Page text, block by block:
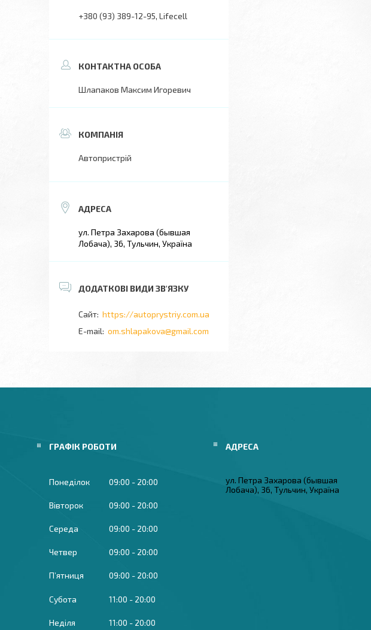
+380 (93) 389-12-95 Lifecell
Шлапаков Максим Игоревич
Автопристрій
ул. Петра Захарова (бывшая
Лобача), 36, Тульчин, Україна
https://autoprystriy.com.ua
om.shlapakova@gmail.com
ГРАФІК РОБОТИ
Понеділок 09:00 20:00
Вівторок 09:00 20:00
Середа 09:00 20:00
Четвер 09:00 20:00
Пʼятниця 09:00 20:00
Субота 11:00 20:00
Неділя 11:00 20:00
ул. Петра Захарова (бывшая
Лобача), 36, Тульчин, Україна